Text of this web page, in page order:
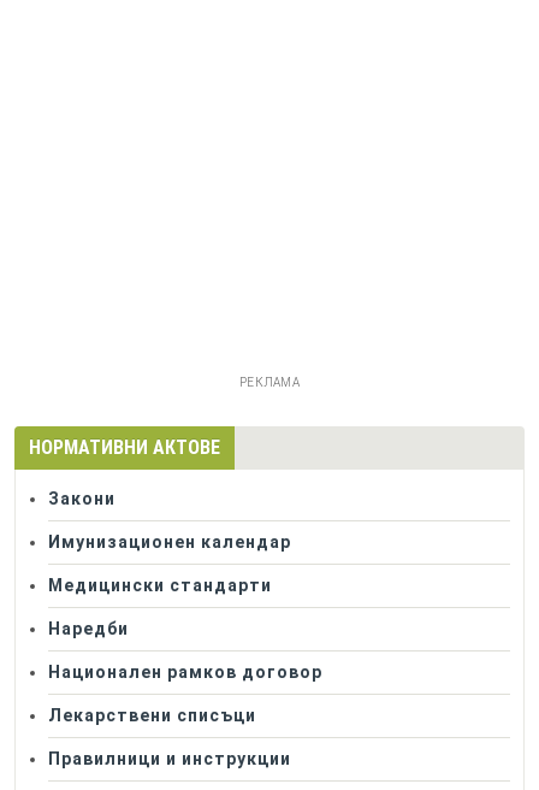
РЕКЛАМА
НОРМАТИВНИ АКТОВЕ
Закони
Имунизационен календар
Медицински стандарти
Наредби
Национален рамков договор
Лекарствени списъци
Правилници и инструкции